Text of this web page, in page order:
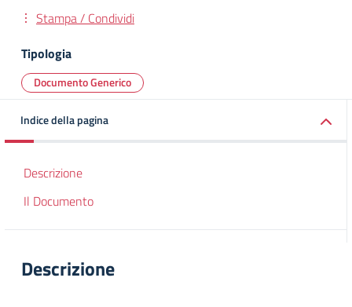
Stampa / Condividi
Tipologia
Documento Generico
Indice della pagina
Descrizione
Il Documento
Descrizione